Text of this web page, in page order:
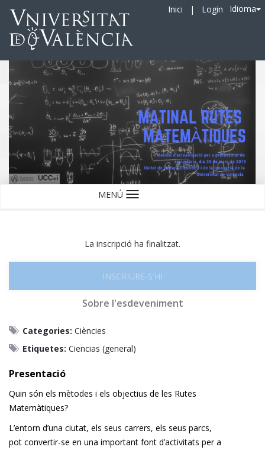
Inici | Login Idioma
MENÚ Idioma
La inscripció ha finalitzat.
INSCRIURE-S'HI
Sobre l'esdeveniment
Categories: Ciències
Etiquetes: Ciencias (general)
Presentació
Quin són els mètodes i els objectius de les Rutes
Matemàtiques?
L’entorn d’una ciutat, els seus carrers, els seus parcs,
pot convertir-se en una important font d’activitats per a